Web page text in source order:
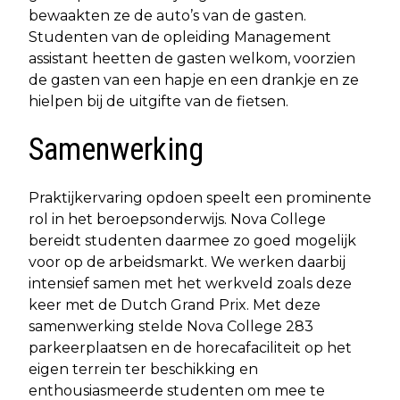
bewaakten ze de auto’s van de gasten.
Studenten van de opleiding Management
assistant heetten de gasten welkom, voorzien
de gasten van een hapje en een drankje en ze
hielpen bij de uitgifte van de fietsen.
Samenwerking
Praktijkervaring opdoen speelt een prominente
rol in het beroepsonderwijs. Nova College
bereidt studenten daarmee zo goed mogelijk
voor op de arbeidsmarkt. We werken daarbij
intensief samen met het werkveld zoals deze
keer met de Dutch Grand Prix. Met deze
samenwerking stelde Nova College 283
parkeerplaatsen en de horecafaciliteit op het
eigen terrein ter beschikking en
enthousiasmeerde studenten om mee te